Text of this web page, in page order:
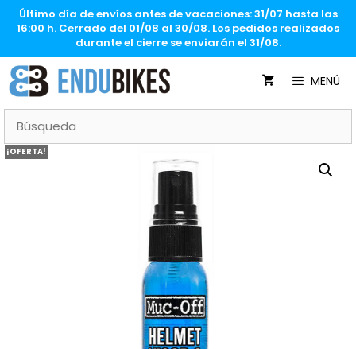
SaltarÚltimo día de envíos antes de vacaciones: 31/07 hasta las
16:00 h. Cerrado del 01/08 al 30/08. Los pedidos realizados
durante el cierre se enviarán el 31/08.
MENÚ
¡OFERTA!